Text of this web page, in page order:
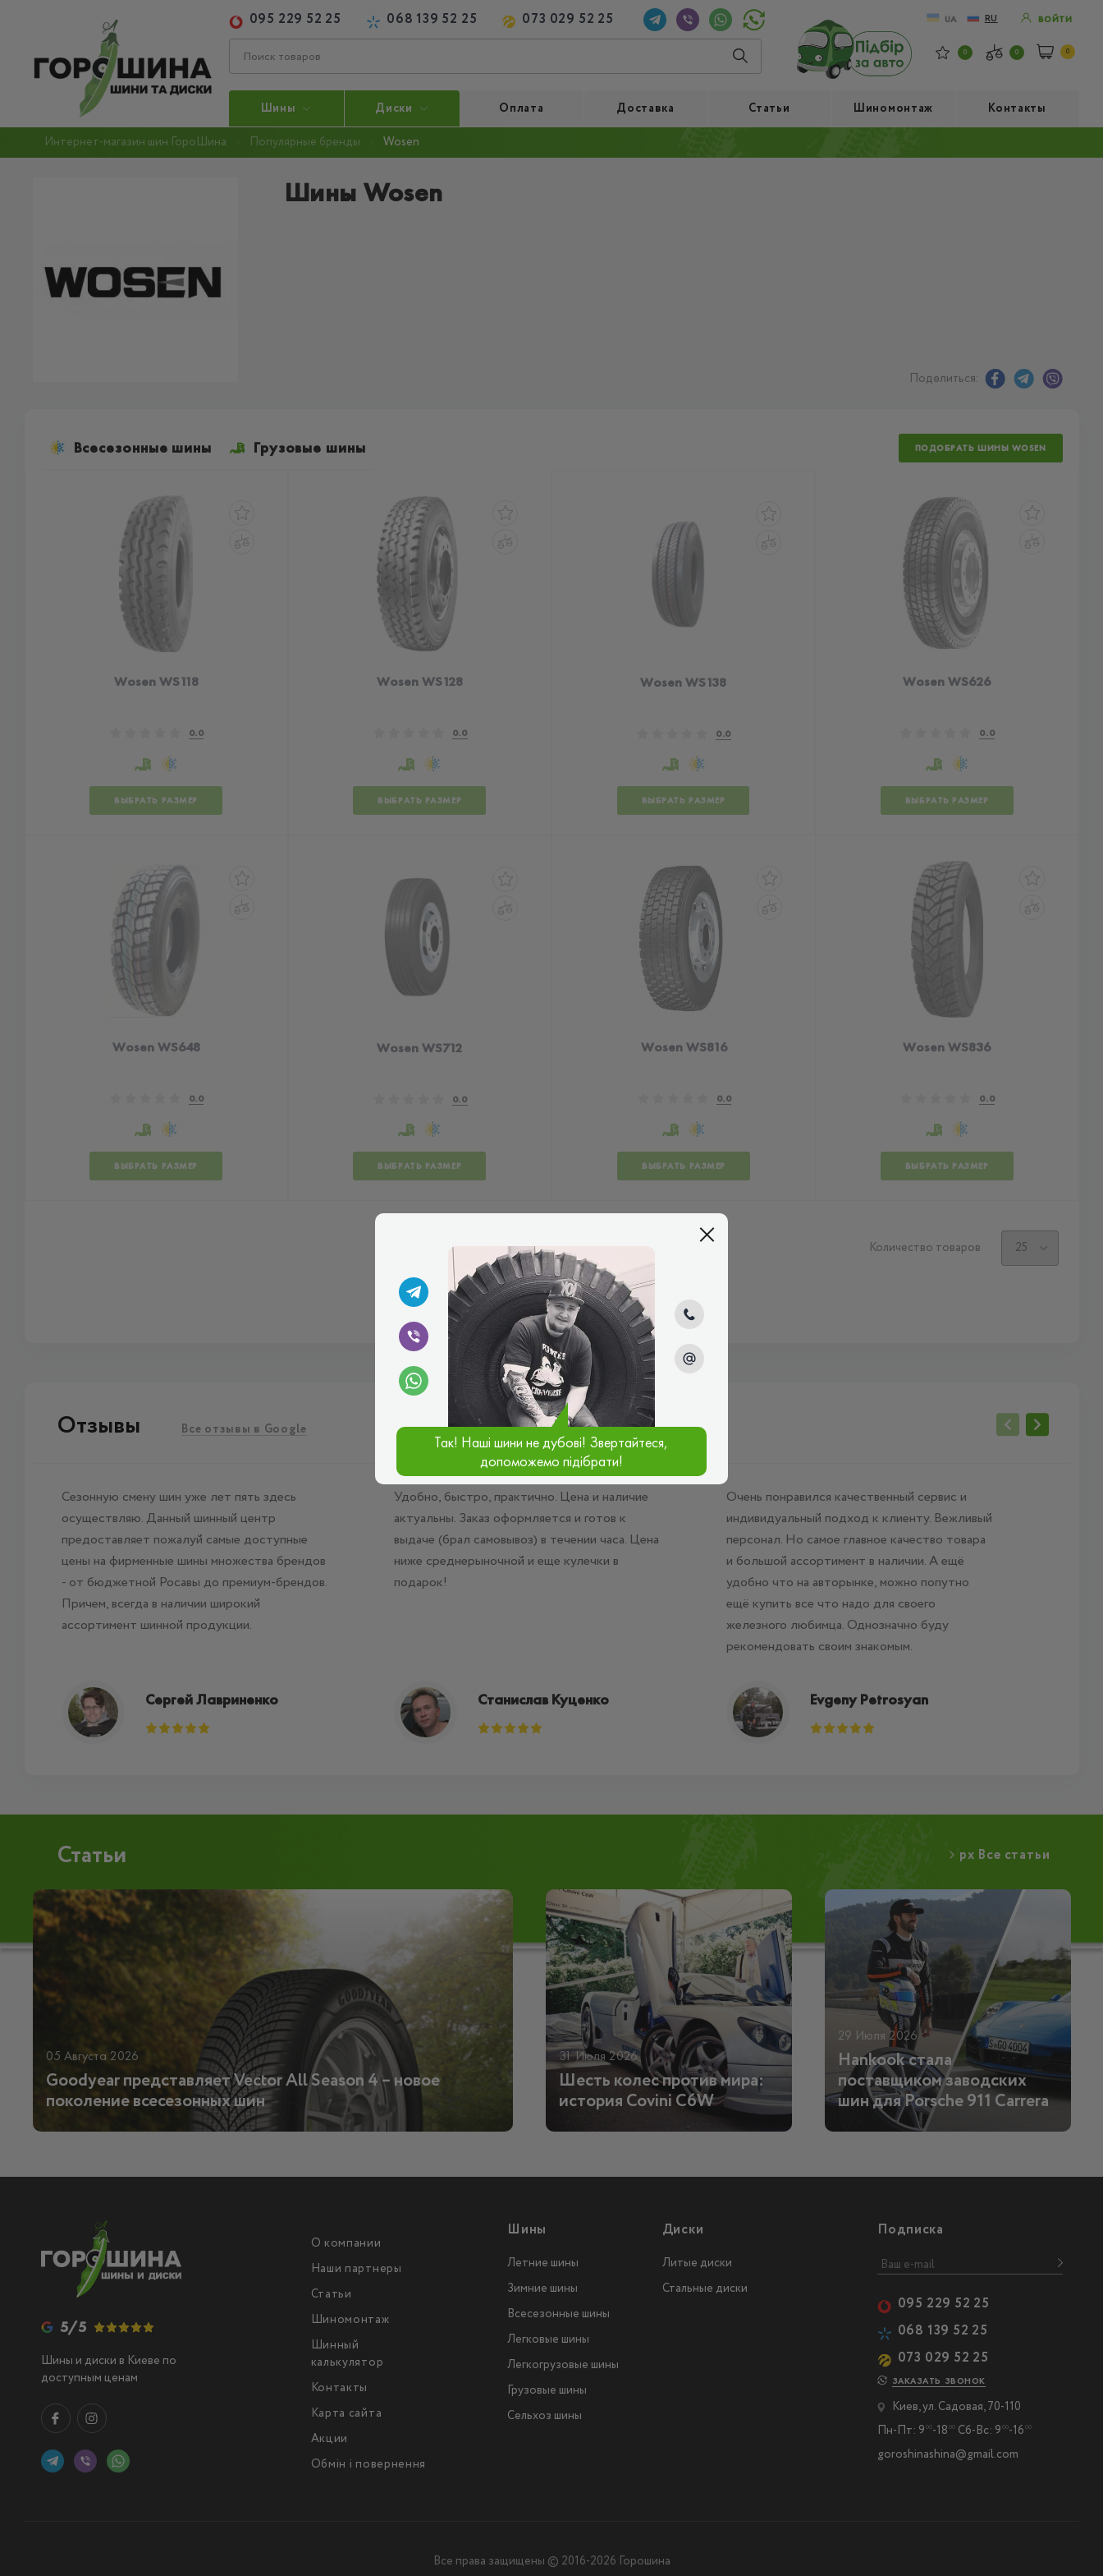
095 229 52 25 068 139 52 25 073 029 52 25 UA RU ВОЙТИ
0 0 0
Шины Диски Оплата Доставка Статьи Шиномонтаж Контакты
Интернет-магазин шин ГороШина Популярные бренды Wosen
Шины Wosen
Поделиться:
Всесезонные шины Грузовые шины ПОДОБРАТЬ ШИНЫ WOSEN
Wosen WS118
0.0
ВЫБРАТЬ РАЗМЕР
Wosen WS128
0.0
ВЫБРАТЬ РАЗМЕР
Wosen WS138
0.0
ВЫБРАТЬ РАЗМЕР
Wosen WS626
0.0
ВЫБРАТЬ РАЗМЕР
Wosen WS648
0.0
ВЫБРАТЬ РАЗМЕР
Wosen WS712
0.0
ВЫБРАТЬ РАЗМЕР
Wosen WS816
0.0
ВЫБРАТЬ РАЗМЕР
Wosen WS836
0.0
ВЫБРАТЬ РАЗМЕР
Количество товаров
Отзывы Все отзывы в Google
Сезонную смену шин уже лет пять здесь
осуществляю. Данный шинный центр
предоставляет пожалуй самые доступные
цены на фирменные шины множества брендов
- от бюджетной Росавы до премиум-брендов.
Причем, всегда в наличии широкий
ассортимент шинной продукции.
Сергей Лавриненко
Удобно, быстро, практично. Цена и наличие
актуальны. Заказ оформляется и готов к
выдаче (брал самовывоз) в течении часа. Цена
ниже среднерыночной и еще кулечки в
подарок!
Станислав Куценко
Очень понравился качественный сервис и
индивидуальный подход к клиенту. Вежливый
персонал. Но самое главное качество товара
и большой ассортимент в наличии. А ещё
удобно что на авторынке, можно попутно
ещё купить все что надо для своего
железного любимца. Однозначно буду
рекомендовать своим знакомым.
Evgeny Petrosyan
Статьи px Все статьи
05 Августа 2026
Goodyear представляет Vector All Season 4 – новое
поколение всесезонных шин
31 Июля 2026
Шесть колес против мира:
история Covini C6W
29 Июля 2026
Hankook стала
поставщиком заводских
шин для Porsche 911 Carrera
5/5
Шины и диски в Киеве по
доступным ценам
О компании
Наши партнеры
Статьи
Шиномонтаж
Шинный
калькулятор
Контакты
Карта сайта
Акции
Обмін і повернення
Шины
Летние шины
Зимние шины
Всесезонные шины
Легковые шины
Легкогрузовые шины
Грузовые шины
Сельхоз шины
Диски
Литые диски
Стальные диски
Подписка
095 229 52 25
068 139 52 25
073 029 52 25
ЗАКАЗАТЬ ЗВОНОК
Киев, ул. Садовая, 70-110
Пн-Пт: 9 00-18 00Сб-Вс: 9 00-16 00
goroshinashina@gmail.com
Все права защищены © 2016-2026 Горошина
Так! Наші шини не дубові! Звертайтеся,
допоможемо підібрати!